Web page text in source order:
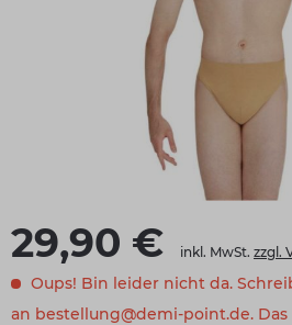
29,90 € inkl. MwSt. zzgl.
Oups! Bin leider nicht da.
an bestellung@demi-point.de.